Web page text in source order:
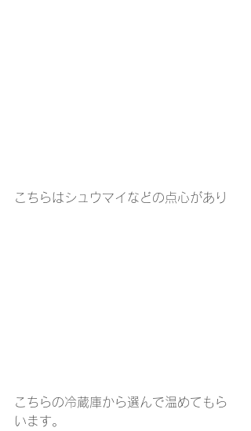
こちらはシュウマイなどの点心があり
こちらの冷蔵庫から選んで温めてもら
います。